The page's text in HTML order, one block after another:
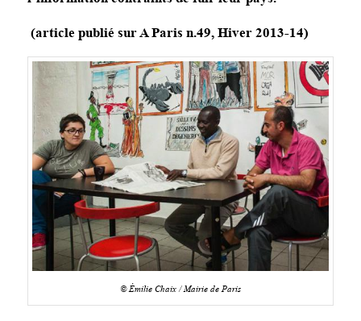
(article publié surA Paris n.49, Hiver 2013-14)
© Émilie Chaix / Mairie de Paris